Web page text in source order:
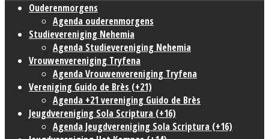
Ouderenmorgens
Agenda ouderenmorgens
Studievereniging Nehemia
Agenda Studievereniging Nehemia
Vrouwenvereniging Tryfena
Agenda Vrouwenvereniging Tryfena
Vereniging Guido de Brès (+21)
Agenda +21 vereniging Guido de Brès
Jeugdvereniging Sola Scriptura (+16)
Agenda Jeugdvereniging Sola Scriptura (+16)